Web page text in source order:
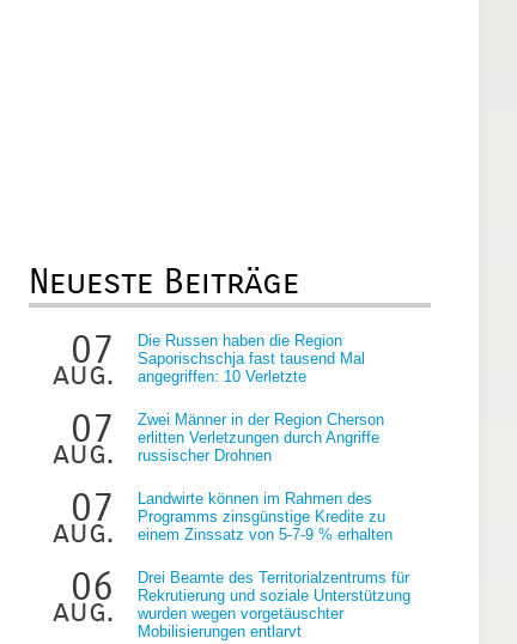
Neueste Beiträge
07
aug.
Die Russen haben die Region
Saporischschja fast tausend Mal
angegriffen: 10 Verletzte
07
aug.
Zwei Männer in der Region Cherson
erlitten Verletzungen durch Angriffe
russischer Drohnen
07
aug.
Landwirte können im Rahmen des
Programms zinsgünstige Kredite zu
einem Zinssatz von 5-7-9 % erhalten
06
aug.
Drei Beamte des Territorialzentrums für
Rekrutierung und soziale Unterstützung
wurden wegen vorgetäuschter
Mobilisierungen entlarvt